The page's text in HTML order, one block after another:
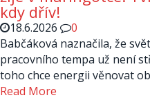
kdy dřív!
18.6.2026
0
Babčáková naznačila, že
pracovního tempa už není
toho chce energii věnovat
Read More